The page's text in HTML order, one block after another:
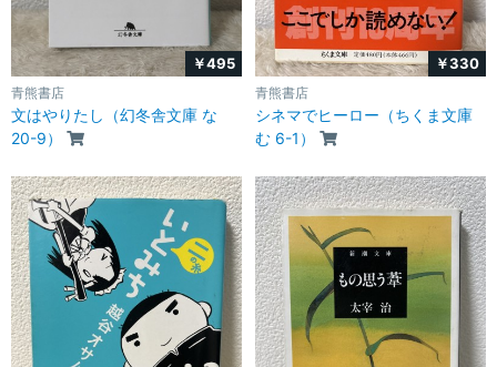
￥495
青熊書店
文はやりたし（幻冬舎文庫 な
20-9）
￥330
青熊書店
シネマでヒーロー（ちくま文庫
む 6-1）